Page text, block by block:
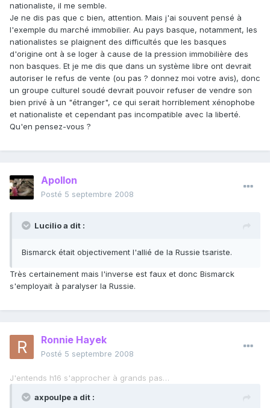
nationaliste, il me semble.
Je ne dis pas que c bien, attention. Mais j'ai souvent pensé à
l'exemple du marché immobilier. Au pays basque, notamment, les
nationalistes se plaignent des difficultés que les basques
d'origine ont à se loger à cause de la pression immobilière des
non basques. Et je me dis que dans un système libre ont devrait
autoriser le refus de vente (ou pas ? donnez moi votre avis), donc
un groupe culturel soudé devrait pouvoir refuser de vendre son
bien privé à un "étranger", ce qui serait horriblement xénophobe
et nationaliste et cependant pas incompatible avec la liberté.
Qu'en pensez-vous ?
Apollon
Posté 5 septembre 2008
Lucilio a dit :
Bismarck était objectivement l'allié de la Russie tsariste.
Très certainement mais l'inverse est faux et donc Bismarck
s'employait à paralyser la Russie.
Ronnie Hayek
Posté 5 septembre 2008
J'entends h16 s'approcher à grands pas…
axpoulpe a dit :